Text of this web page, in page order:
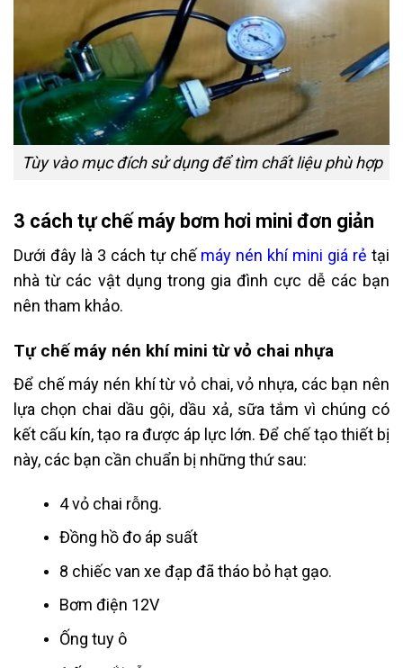
Tùy vào mục đích sử dụng để tìm chất liệu phù hợp
3 cách tự chế máy bơm hơi mini đơn giản
Dưới đây là 3 cách tự chế máy nén khí mini giá rẻ tại
nhà từ các vật dụng trong gia đình cực dễ các bạn
nên tham khảo.
Tự chế máy nén khí mini từ vỏ chai nhựa
Để chế máy nén khí từ vỏ chai, vỏ nhựa, các bạn nên
lựa chọn chai dầu gội, dầu xả, sữa tắm vì chúng có
kết cấu kín, tạo ra được áp lực lớn. Để chế tạo thiết bị
này, các bạn cần chuẩn bị những thứ sau:
4 vỏ chai rỗng.
Đồng hồ đo áp suất
8 chiếc van xe đạp đã tháo bỏ hạt gạo.
Bơm điện 12V
Ống tuy ô